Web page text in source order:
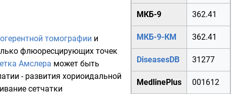
МКБ-9 362.41
МКБ-9-КМ 362.41
DiseasesDB 31277
MedlinePlus 001612
томографии и
флюоресцирующих точек
Амслера может быть
- развития хориоидальной
сетчатки